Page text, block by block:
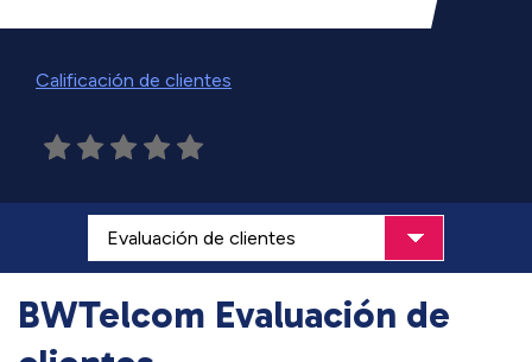
Calificación de clientes
BWTelcom Evaluación de